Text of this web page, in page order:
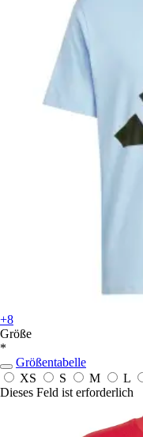
+8
Größe
*
Größentabelle
XS
S M L
Dieses Feld ist erforderlich